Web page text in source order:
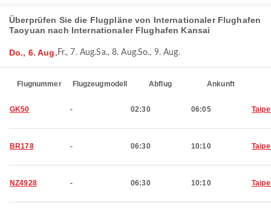
Überprüfen Sie die Flugpläne von Internationaler Flughafen
Taoyuan nach Internationaler Flughafen Kansai
Do., 6. Aug. Fr., 7. Aug.Sa., 8. Aug.So., 9. Aug.
Flugnummer Flugzeugmodell Abflug Ankunft
GK50 - 02:30 06:05
BR178 - 06:30 10:10
NZ4928 - 06:30 10:10